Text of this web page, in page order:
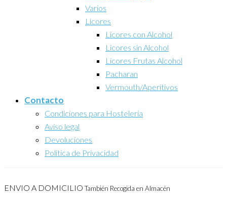
Varios
Licores
Licores con Alcohol
Licores sin Alcohol
Licores Frutas Alcohol
Pacharan
Vermouth/Aperitivos
Contacto
Condiciones para Hosteleria
Aviso legal
Devoluciones
Politica de Privacidad
ENVIO A DOMICILIO También Recogida en Almacén